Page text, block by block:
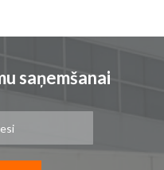
saņemšanai